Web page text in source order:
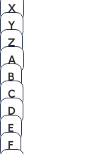
X
Y
Z
A
B
C
D
E
F